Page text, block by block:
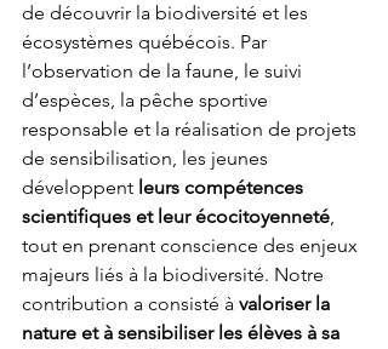
de découvrir la biodiversité et les
écosystèmes québécois. Par
l’observation de la faune, le suivi
d’espèces, la pêche sportive
responsable et la réalisation de projets
de sensibilisation, les jeunes
développent leurs compétences
scientifiques et leur écocitoyenneté,
tout en prenant conscience des enjeux
majeurs liés à la biodiversité. Notre
contribution a consisté à valoriser la
nature et à sensibiliser les élèves à sa